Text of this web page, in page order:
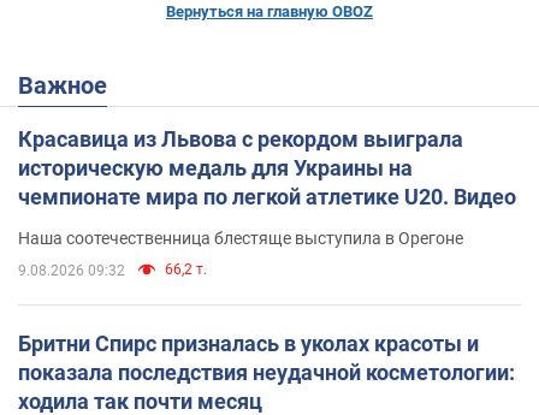
Вернуться на главную OBOZ
Важное
Красавица из Львова с рекордом выиграла
историческую медаль для Украины на
чемпионате мира по легкой атлетике U20. Видео
Наша соотечественница блестяще выступила в Орегоне
9.08.2026 09:32 66,2 т.
Бритни Спирс призналась в уколах красоты и
показала последствия неудачной косметологии:
ходила так почти месяц